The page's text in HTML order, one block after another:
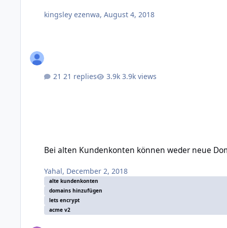
kingsley ezenwa,August 4, 2018
21 replies 3.9k views
Bei alten Kundenkonten können weder neue
Yahal, December 2, 2018
alte kundenkonten
domains hinzufügen
lets encrypt
acme v2